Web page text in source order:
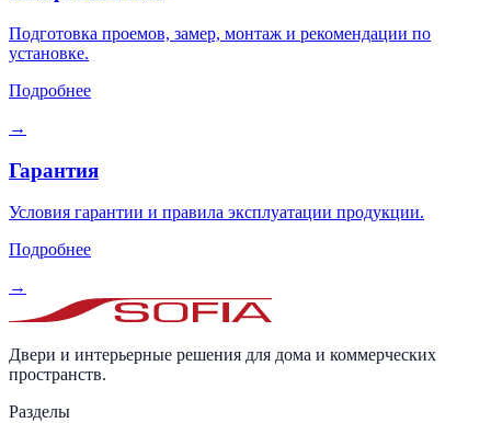
Подготовка проемов, замер, монтаж и рекомендации по
установке.
Подробнее
→
Гарантия
Условия гарантии и правила эксплуатации продукции.
Подробнее
→
Двери и интерьерные решения для дома и коммерческих
пространств.
Разделы